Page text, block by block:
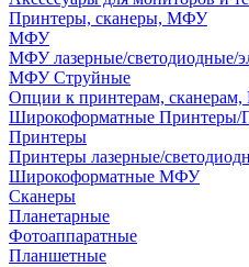
Принтеры, сканеры, МФУ
МФУ
МФУ лазерные/светодиодные/
МФУ Струйные
Опции к принтерам,
Широкоформатные Принтеры/
Принтеры
Принтеры лазерные/
Широкоформатные МФУ
Сканеры
Планетарные
Фотоаппаратные
Планшетные